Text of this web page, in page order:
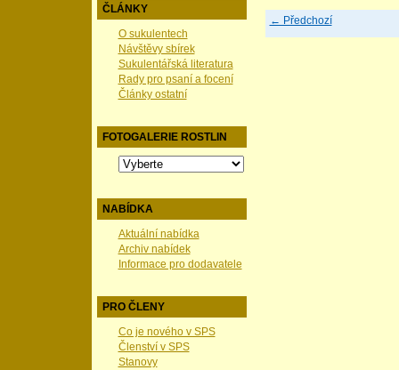
ČLÁNKY
O sukulentech
Návštěvy sbírek
Sukulentářská literatura
Rady pro psaní a focení
Články ostatní
FOTOGALERIE ROSTLIN
NABÍDKA
Aktuální nabídka
Archiv nabídek
Informace pro dodavatele
PRO ČLENY
Co je nového v SPS
Členství v SPS
Stanovy
← Předchozí